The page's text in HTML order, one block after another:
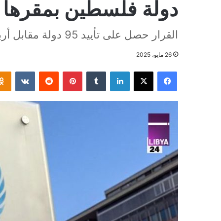
دولة فلسطين بمقرها
القرار حصل على تأييد 95 دولة مقابل أربع دول عارضته
26 مايو، 2025
فيسبوك ‫X لينكدإن بينتيريست